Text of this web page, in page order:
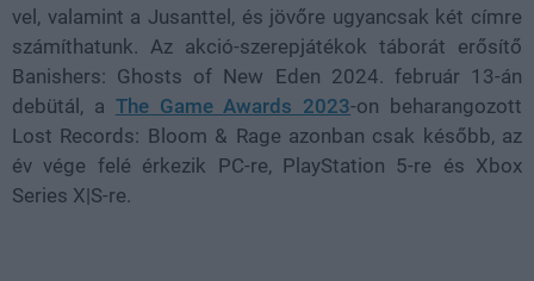
vel, valamint a Jusanttel, és jövőre ugyancsak két címre
számíthatunk. Az akció-szerepjátékok táborát erősítő
Banishers: Ghosts of New Eden 2024. február 13-án
debütál, a The Game Awards 2023-on beharangozott
Lost Records: Bloom & Rage azonban csak később, az
év vége felé érkezik PC-re, PlayStation 5-re és Xbox
Series X|S-re.